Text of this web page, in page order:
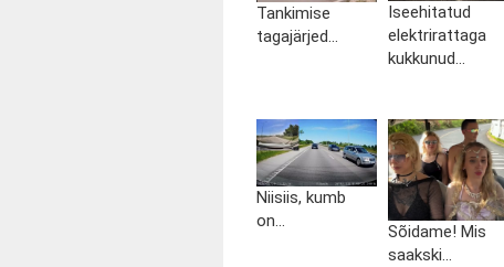
Tankimise
tagajärjed...
Iseehitatud
elektrirattaga
kukkunud...
Niisiis, kumb
on...
Sõidame! Mis
saakski...